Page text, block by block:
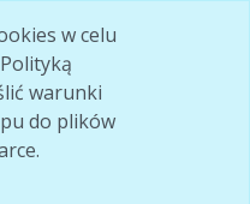
w celu
warunki
do plików